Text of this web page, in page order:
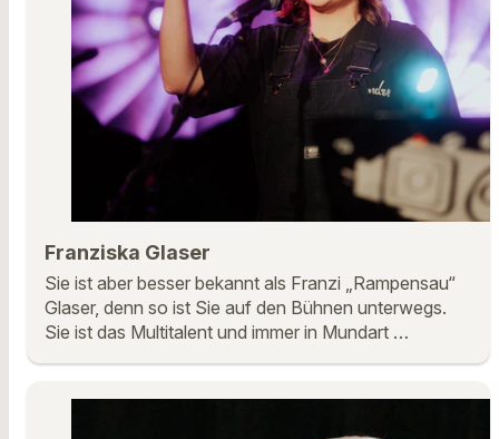
Franziska Glaser
Sie ist aber besser bekannt als Franzi „Rampensau“
Glaser, denn so ist Sie auf den Bühnen unterwegs.
Sie ist das Multitalent und immer in Mundart …